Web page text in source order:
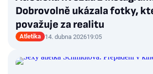
Dobrovolně ukázala fotky,
považuje za realitu
Atletika 14. dubna 202619:05